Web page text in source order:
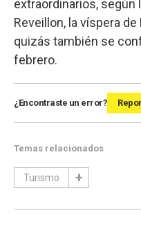
extraordinarios, según
Reveillon, la víspera
quizás también se
febrero.
¿Encontraste un error?
Temas relacionados
Turismo